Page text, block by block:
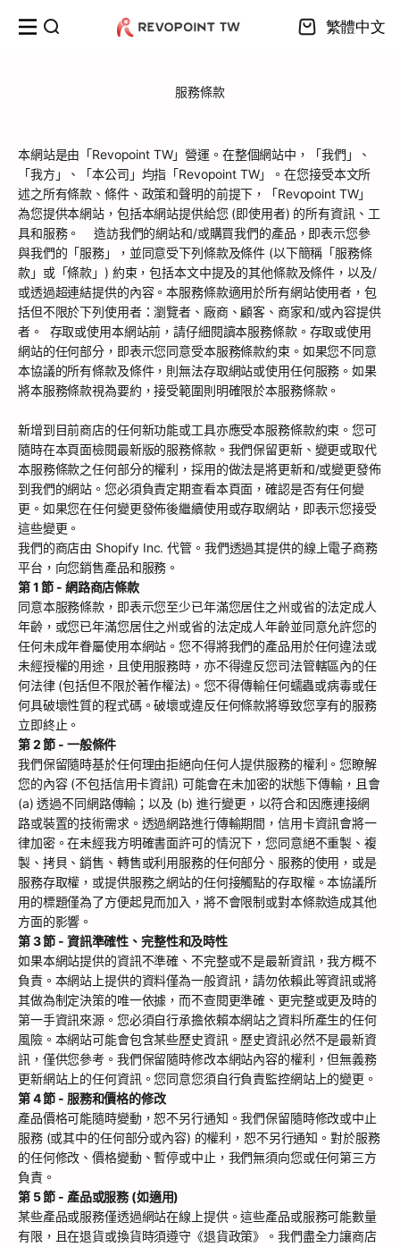
開啟搜尋
開啟購物車
繁體中文
服務條款
本網站是由「Revopoint TW」營運。在整個網站中，「我們」、
「我方」、「本公司」均指「Revopoint TW」。在您接受本文所
述之所有條款、條件、政策和聲明的前提下，「Revopoint TW」
為您提供本網站，包括本網站提供給您 (即使用者) 的所有資訊、工
具和服務。 造訪我們的網站和/或購買我們的產品，即表示您參
與我們的「服務」，並同意受下列條款及條件 (以下簡稱「服務條
款」或「條款」) 約束，包括本文中提及的其他條款及條件，以及/
或透過超連結提供的內容。本服務條款適用於所有網站使用者，包
括但不限於下列使用者：瀏覽者、廠商、顧客、商家和/或內容提供
者。 存取或使用本網站前，請仔細閱讀本服務條款。存取或使用
網站的任何部分，即表示您同意受本服務條款約束。如果您不同意
本協議的所有條款及條件，則無法存取網站或使用任何服務。如果
將本服務條款視為要約，接受範圍則明確限於本服務條款。
新增到目前商店的任何新功能或工具亦應受本服務條款約束。您可
隨時在本頁面檢閱最新版的服務條款。我們保留更新、變更或取代
本服務條款之任何部分的權利，採用的做法是將更新和/或變更發佈
到我們的網站。您必須負責定期查看本頁面，確認是否有任何變
更。如果您在任何變更發佈後繼續使用或存取網站，即表示您接受
這些變更。
我們的商店由 Shopify Inc. 代管。我們透過其提供的線上電子商務
平台，向您銷售產品和服務。
第 1 節 - 網路商店條款
同意本服務條款，即表示您至少已年滿您居住之州或省的法定成人
年齡，或您已年滿您居住之州或省的法定成人年齡並同意允許您的
任何未成年眷屬使用本網站。您不得將我們的產品用於任何違法或
未經授權的用途，且使用服務時，亦不得違反您司法管轄區內的任
何法律 (包括但不限於著作權法)。您不得傳輸任何蠕蟲或病毒或任
何具破壞性質的程式碼。破壞或違反任何條款將導致您享有的服務
立即終止。
第 2 節 - 一般條件
我們保留隨時基於任何理由拒絕向任何人提供服務的權利。您瞭解
您的內容 (不包括信用卡資訊) 可能會在未加密的狀態下傳輸，且會
(a) 透過不同網路傳輸；以及 (b) 進行變更，以符合和因應連接網
路或裝置的技術需求。透過網路進行傳輸期間，信用卡資訊會將一
律加密。在未經我方明確書面許可的情況下，您同意絕不重製、複
製、拷貝、銷售、轉售或利用服務的任何部分、服務的使用，或是
服務存取權，或提供服務之網站的任何接觸點的存取權。本協議所
用的標題僅為了方便起見而加入，將不會限制或對本條款造成其他
方面的影響。
第 3 節 - 資訊準確性、完整性和及時性
如果本網站提供的資訊不準確、不完整或不是最新資訊，我方概不
負責。本網站上提供的資料僅為一般資訊，請勿依賴此等資訊或將
其做為制定決策的唯一依據，而不查閱更準確、更完整或更及時的
第一手資訊來源。您必須自行承擔依賴本網站之資料所產生的任何
風險。本網站可能會包含某些歷史資訊。歷史資訊必然不是最新資
訊，僅供您參考。我們保留隨時修改本網站內容的權利，但無義務
更新網站上的任何資訊。您同意您須自行負責監控網站上的變更。
第 4 節 - 服務和價格的修改
產品價格可能隨時變動，恕不另行通知。我們保留隨時修改或中止
服務 (或其中的任何部分或內容) 的權利，恕不另行通知。對於服務
的任何修改、價格變動、暫停或中止，我們無須向您或任何第三方
負責。
第 5 節 - 產品或服務 (如適用)
某些產品或服務僅透過網站在線上提供。這些產品或服務可能數量
有限，且在退貨或換貨時須遵守《退貨政策》。我們盡全力讓商店